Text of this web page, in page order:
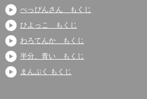
べっぴんさん もくじ
ひよっこ もくじ
わろてんか もくじ
半分、青い もくじ
まんぷく もくじ